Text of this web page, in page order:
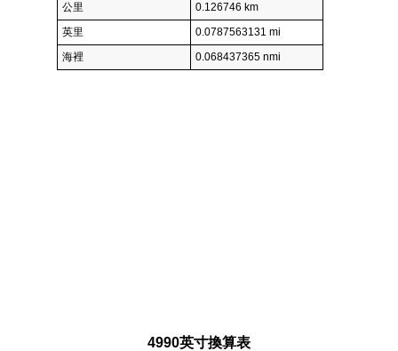
公里
0.126746 km
英里
0.0787563131 mi
海裡
0.068437365 nmi
4990英寸換算表